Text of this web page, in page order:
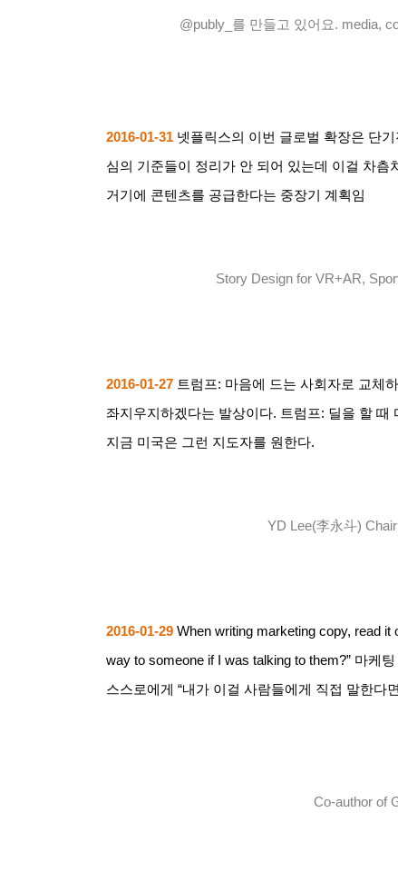
@publy_ 를 만들고 있어요. media,
2016-01-31 넷플릭스의 이번 글로벌 확장은 단기
심의 기준들이 정리가 안 되어 있는데 이걸 차
거기에 콘텐츠를 공급한다는 중장기 계획임
Story Design for VR+AR,
2016-01-27 트럼프: 마음에 드는 사회자로 교체
좌지우지하겠다는 발상이다. 트럼프: 딜을 할 때
지금 미국은 그런 지도자를 원한다.
YD Lee(李永斗)
2016-01-29 When writing marketing copy, read it
way to someone if I was talking to them?” 마케
스스로에게 “내가 이걸 사람들에게 직접 말한다
Co-author of